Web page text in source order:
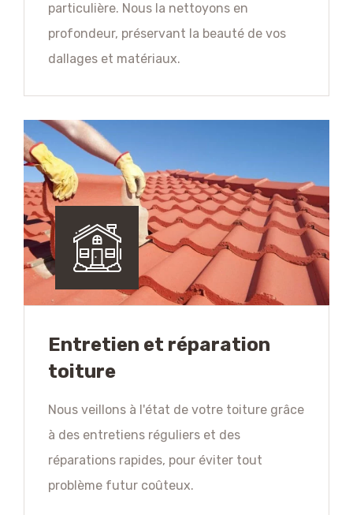
particulière. Nous la nettoyons en
profondeur, préservant la beauté de vos
dallages et matériaux.
Entretien et réparation
toiture
Nous veillons à l'état de votre toiture grâce
à des entretiens réguliers et des
réparations rapides, pour éviter tout
problème futur coûteux.